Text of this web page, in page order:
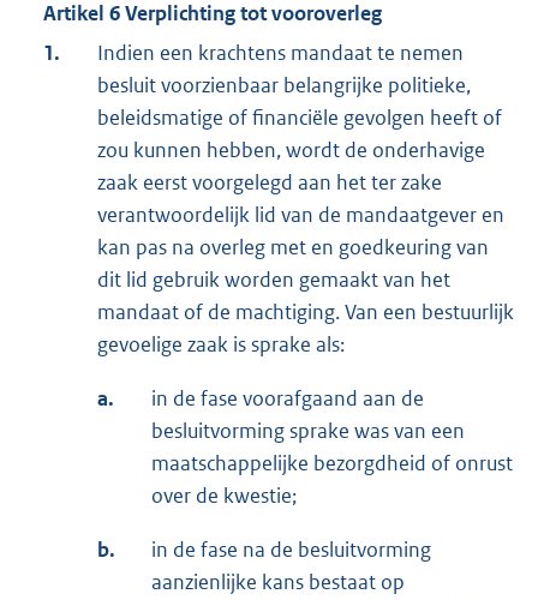
Artikel 6 Verplichting tot vooroverleg
1.
Indien een krachtens mandaat te nemen
besluit voorzienbaar belangrijke politieke,
beleidsmatige of financiële gevolgen heeft of
zou kunnen hebben, wordt de onderhavige
zaak eerst voorgelegd aan het ter zake
verantwoordelijk lid van de mandaatgever en
kan pas na overleg met en goedkeuring van
dit lid gebruik worden gemaakt van het
mandaat of de machtiging. Van een bestuurlijk
gevoelige zaak is sprake als:
a.
in de fase voorafgaand aan de
besluitvorming sprake was van een
maatschappelijke bezorgdheid of onrust
over de kwestie;
b.
in de fase na de besluitvorming
aanzienlijke kans bestaat op